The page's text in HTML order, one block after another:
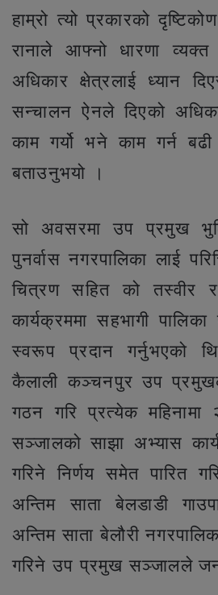
हाम्रो त्यो प्रकारको
रानाले आफ्नो धारणा
अधिकार क्षेत्रलाई ध्यान
सन्चालन ऐनले दिएको
काम गर्यो भने काम गर्न
बताउनुभयो ।
सो अवसरमा उप प्रमुख
पुनर्वास नगरपालिका लाई
चित्रण सहित को तस्वीर
कार्यक्रममा सहभागी
स्वरूप प्रदान गर्नुभएको
कैलाली कञ्चनपुर उप
गठन गरि प्रत्येक महिनामा
सञ्जालको साझा अभ्यास
गरिने निर्णय समेत पारित
अन्तिम साता बेलडाडी
अन्तिम साता बेलौरी
गरिने उप प्रमुख सञ्जालले